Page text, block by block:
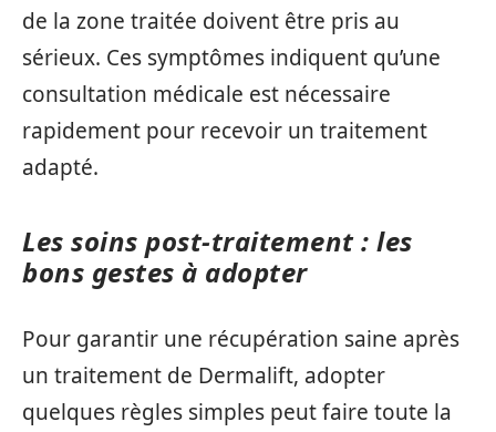
de la zone traitée doivent être pris au
sérieux. Ces symptômes indiquent qu’une
consultation médicale est nécessaire
rapidement pour recevoir un traitement
adapté.
Les soins post-traitement : les
bons gestes à adopter
Pour garantir une récupération saine après
un traitement de Dermalift, adopter
quelques règles simples peut faire toute la